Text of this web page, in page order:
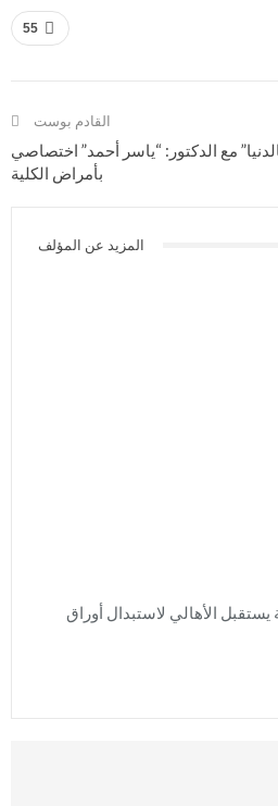
55
القادم بوست
مع الدكتور: “ياسر أحمد” اختصاصي
بأمراض الكلية
المزيد عن المؤلف
الأهالي لاستبدال أوراق